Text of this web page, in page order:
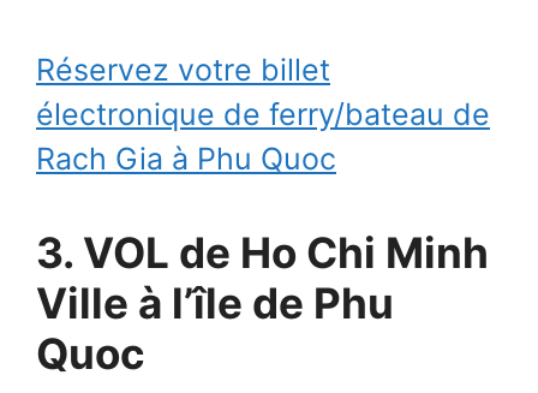
Réservez votre billet
électronique de ferry/bateau de
Rach Gia à Phu Quoc
3. VOL de Ho Chi Minh
Ville à l’île de Phu
Quoc